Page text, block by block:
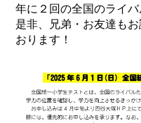
年に２回の全国のライ
是非、兄弟・お友達も
おります！